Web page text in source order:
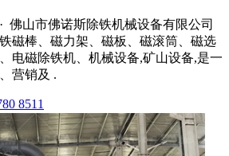
佛山市佛诺斯除铁机械设备有限公司
磁棒、磁力架、磁板、磁滚筒、磁选
电磁除铁机、机械设备,矿山设备,是一
营销及 .
8511